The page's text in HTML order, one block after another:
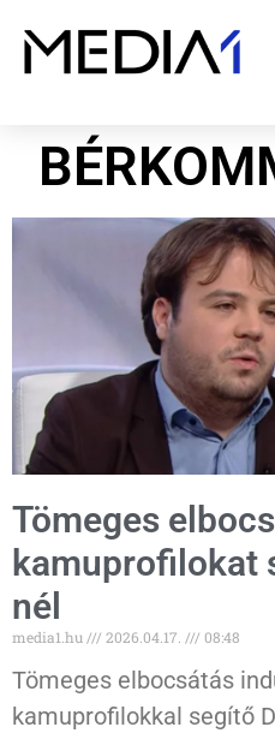
Tömeges
kamuprofilokat
nél
media1.hu 2026.04.17. 08:48
Tömeges elbocsátás
kamuprofilokkal segítő